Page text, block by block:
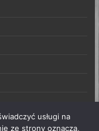
usługi na
ze strony oznacza,